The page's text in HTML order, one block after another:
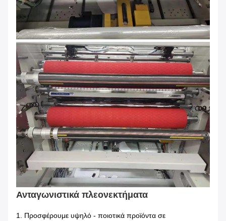
Ανταγωνιστικά πλεονεκτήματα
1. Προσφέρουμε υψηλό - ποιοτικά προϊόντα σε